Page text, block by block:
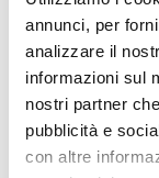
annunci, per
analizzare il
informazioni sul
nostri partner
pubblicità e
con altre
Festival
19/09/